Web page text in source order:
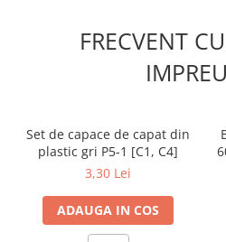
FRECVENT
Set de capace de capat din
plastic gri P5-1 [C1, C4]
3,30 Lei
ADAUGA IN COS